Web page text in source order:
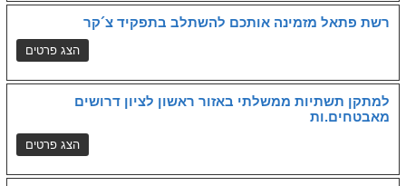
רשת פתאל מזמינה אותכם להשתלב בתפקיד צ´קר
למתקן תשתיות ממשלתי באזור ראשון לציון דרושים
מאבטחים.ות